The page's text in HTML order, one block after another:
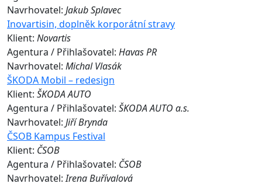
Navrhovatel: Jakub Splavec
Inovartisin, doplněk korporátní stravy
Klient: Novartis
Agentura / Přihlašovatel: Havas PR
Navrhovatel: Michal Vlasák
ŠKODA Mobil – redesign
Klient: ŠKODA AUTO
Agentura / Přihlašovatel: ŠKODA AUTO a.s.
Navrhovatel: Jiří Brynda
ČSOB Kampus Festival
Klient: ČSOB
Agentura / Přihlašovatel: ČSOB
Navrhovatel:Irena Buřívalová